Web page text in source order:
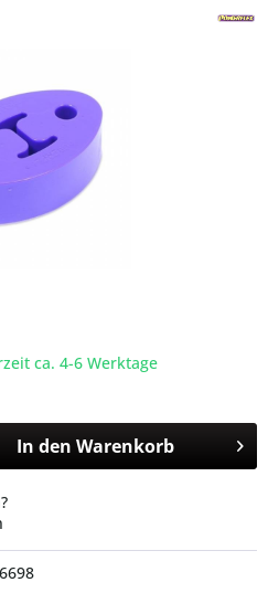
ca. 4-6 Werktage
In den Warenkorb